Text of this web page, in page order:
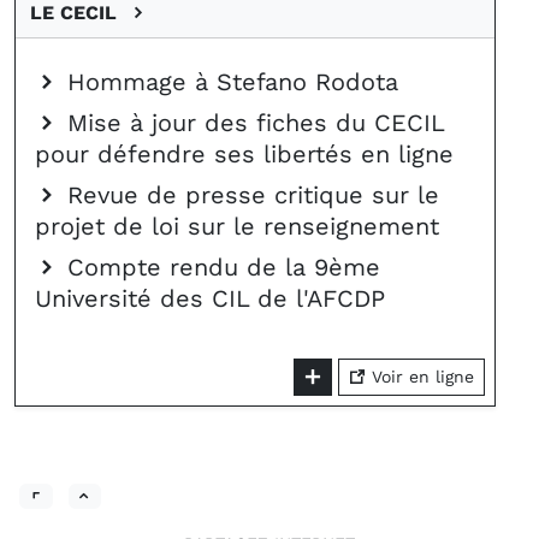
LE CECIL
Hommage à Stefano Rodota
Mise à jour des fiches du CECIL
pour défendre ses libertés en ligne
Revue de presse critique sur le
projet de loi sur le renseignement
Compte rendu de la 9ème
Université des CIL de l'AFCDP
Voir en ligne